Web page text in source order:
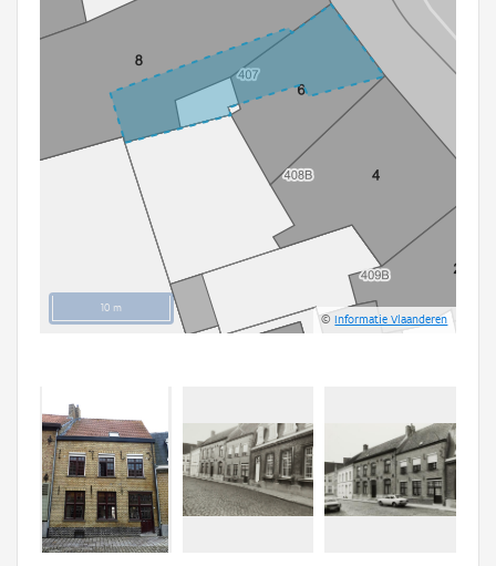
Aanmelden
10 m
©Informatie Vlaanderen